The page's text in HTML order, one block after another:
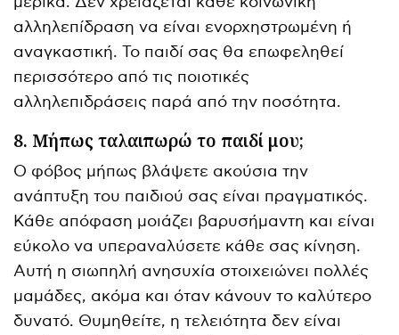
αλληλεπίδραση να είναι ενορχηστρωμένη ή
αναγκαστική. Το παιδί σας θα επωφεληθεί
περισσότερο από τις ποιοτικές
αλληλεπιδράσεις παρά από την ποσότητα.
8. Μήπως ταλαιπωρώ το παιδί μου;
Ο φόβος μήπως βλάψετε ακούσια την
ανάπτυξη του παιδιού σας είναι πραγματικός.
Κάθε απόφαση μοιάζει βαρυσήμαντη και είναι
εύκολο να υπεραναλύσετε κάθε σας κίνηση.
Αυτή η σιωπηλή ανησυχία στοιχειώνει πολλές
μαμάδες, ακόμα και όταν κάνουν το καλύτερο
δυνατό. Θυμηθείτε, η τελειότητα δεν είναι